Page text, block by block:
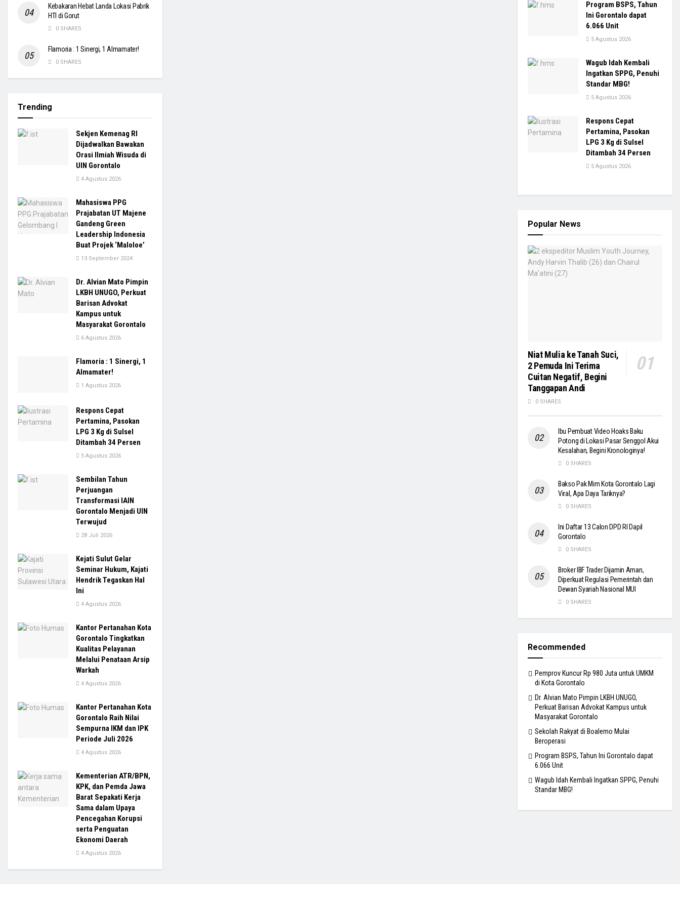
Kebakaran Hebat Landa Lokasi Pabrik
HTI di Gorut
0 SHARES
Flamoria : 1 Sinergi, 1 Almamater!
0 SHARES
Trending
Sekjen Kemenag RI
Dijadwalkan Bawakan
Orasi Ilmiah Wisuda di
UIN Gorontalo
4 Agustus 2026
Mahasiswa PPG
Prajabatan UT Majene
Gandeng Green
Leadership Indonesia
Buat Projek ‘Maloloe’
13 September 2024
Dr. Alvian Mato Pimpin
LKBH UNUGO, Perkuat
Barisan Advokat
Kampus untuk
Masyarakat Gorontalo
6 Agustus 2026
Flamoria : 1 Sinergi, 1
Almamater!
1 Agustus 2026
Respons Cepat
Pertamina, Pasokan
LPG 3 Kg di Sulsel
Ditambah 34 Persen
5 Agustus 2026
Sembilan Tahun
Perjuangan
Transformasi IAIN
Gorontalo Menjadi UIN
Terwujud
28 Juli 2026
Kejati Sulut Gelar
Seminar Hukum, Kajati
Hendrik Tegaskan Hal
Ini
4 Agustus 2026
Kantor Pertanahan Kota
Gorontalo Tingkatkan
Kualitas Pelayanan
Melalui Penataan Arsip
Warkah
4 Agustus 2026
Kantor Pertanahan Kota
Gorontalo Raih Nilai
Sempurna IKM dan IPK
Periode Juli 2026
4 Agustus 2026
Kementerian ATR/BPN,
KPK, dan Pemda Jawa
Barat Sepakati Kerja
Sama dalam Upaya
Pencegahan Korupsi
serta Penguatan
Ekonomi Daerah
4 Agustus 2026
Program BSPS, Tahun
Ini Gorontalo dapat
6.066 Unit
5 Agustus 2026
Wagub Idah Kembali
Ingatkan SPPG, Penuhi
Standar MBG!
5 Agustus 2026
Respons Cepat
Pertamina, Pasokan
LPG 3 Kg di Sulsel
Ditambah 34 Persen
5 Agustus 2026
Popular News
Niat Mulia ke Tanah Suci,
2 Pemuda Ini Terima
Cuitan Negatif, Begini
Tanggapan Andi
0 SHARES
Ibu Pembuat Video Hoaks Baku
Potong di Lokasi Pasar Senggol Akui
Kesalahan, Begini Kronologinya!
0 SHARES
Bakso Pak Mim Kota Gorontalo Lagi
Viral, Apa Daya Tariknya?
0 SHARES
Ini Daftar 13 Calon DPD RI Dapil
Gorontalo
0 SHARES
Broker IBF Trader Dijamin Aman,
Diperkuat Regulasi Pemerintah dan
Dewan Syariah Nasional MUI
0 SHARES
Recommended
Pemprov Kuncur Rp 980 Juta untuk UMKM
di Kota Gorontalo
Dr. Alvian Mato Pimpin LKBH UNUGO,
Perkuat Barisan Advokat Kampus untuk
Masyarakat Gorontalo
Sekolah Rakyat di Boalemo Mulai
Beroperasi
Program BSPS, Tahun Ini Gorontalo dapat
6.066 Unit
Wagub Idah Kembali Ingatkan SPPG, Penuhi
Standar MBG!